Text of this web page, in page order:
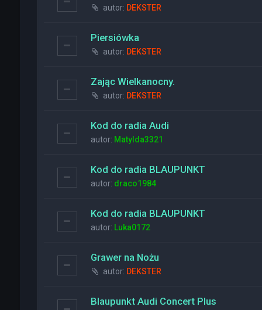
autor: DEKSTER
Piersiówka
autor: DEKSTER
Zając Wielkanocny.
autor: DEKSTER
Kod do radia Audi
autor: Matylda3321
Kod do radia BLAUPUNKT
autor: draco1984
Kod do radia BLAUPUNKT
autor: Luka0172
Grawer na Nożu
autor: DEKSTER
Blaupunkt Audi Concert Plus